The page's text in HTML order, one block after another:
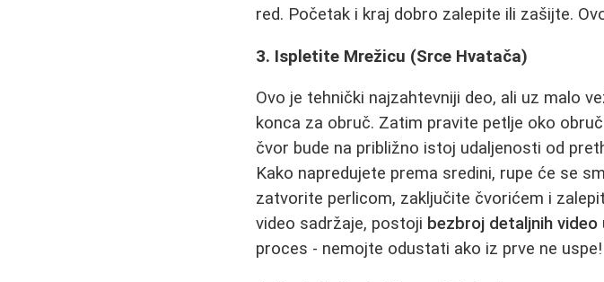
red. Početak i kraj dobro zalepite ili zašijte.
3. Ispletite Mrežicu (Srce Hvatača)
Ovo je tehnički najzahtevniji deo, ali uz malo
konca za obruč. Zatim pravite petlje oko
čvor bude na približno istoj udaljenosti od
Kako napredujete prema sredini, rupe će se
zatvorite perlicom, zaključite čvorićem i
video sadržaje, postoji bezbroj detaljnih
proces - nemojte odustati ako iz prve ne uspe!